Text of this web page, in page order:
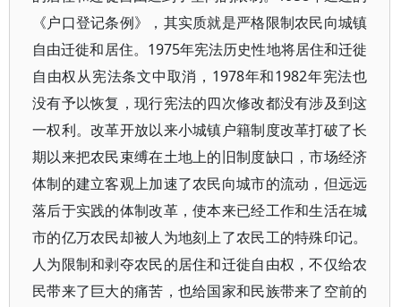
《户口登记条例》，其实质就是严格限制农民向城镇
自由迁徙和居住。1975年宪法历史性地将居住和迁徙
自由权从宪法条文中取消，1978年和1982年宪法也
没有予以恢复，现行宪法的四次修改都没有涉及到这
一权利。改革开放以来小城镇户籍制度改革打破了长
期以来把农民束缚在土地上的旧制度缺口，市场经济
体制的建立客观上加速了农民向城市的流动，但远远
落后于实践的体制改革，使本来已经工作和生活在城
市的亿万农民却被人为地刻上了农民工的特殊印记。
人为限制和剥夺农民的居住和迁徙自由权，不仅给农
民带来了巨大的痛苦，也给国家和民族带来了空前的